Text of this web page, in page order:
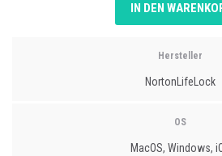
IN DEN
Hersteller
NortonLifeLock
OS
MacOS, Windows,